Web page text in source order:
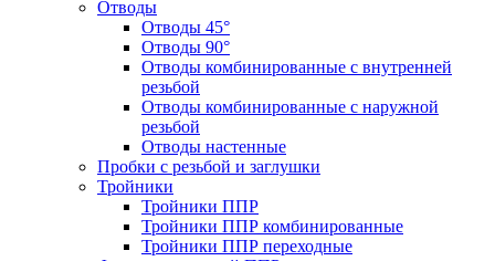
Отводы
Отводы 45°
Отводы 90°
Отводы комбинированные с внутренней
резьбой
Отводы комбинированные с наружной
резьбой
Отводы настенные
Пробки с резьбой и заглушки
Тройники
Тройники ППР
Тройники ППР комбинированные
Тройники ППР переходные